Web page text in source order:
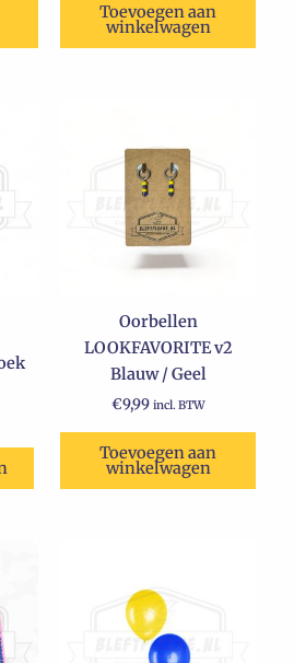
Toevoegen aan
winkelwagen
Oorbellen
LOOKFAVORITE v2
Blauw / Geel
€9,99 incl. BTW
Toevoegen aan
winkelwagen